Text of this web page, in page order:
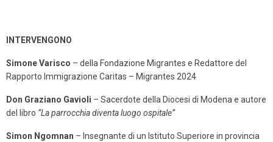
INTERVENGONO
Simone Varisco – della Fondazione Migrantes e Redattore del
Rapporto Immigrazione Caritas – Migrantes 2024
Don Graziano Gavioli – Sacerdote della Diocesi di Modena e autore
del libro “La parrocchia diventa luogo ospitale”
Simon Ngomnan – Insegnante di un Istituto Superiore in provincia